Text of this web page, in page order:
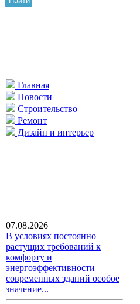
Главная
Новости
Строительство
Ремонт
Дизайн и интерьер
07.08.2026
В условиях постоянно
растущих требований к
комфорту и
энергоэффективности
современных зданий особое
значение...